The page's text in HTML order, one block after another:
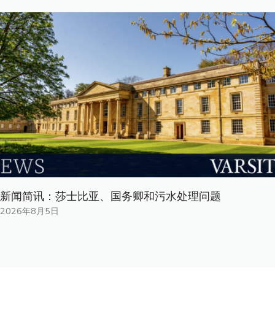
新闻简讯：莎士比亚、国务卿和污水处理问题
2026年8月5日